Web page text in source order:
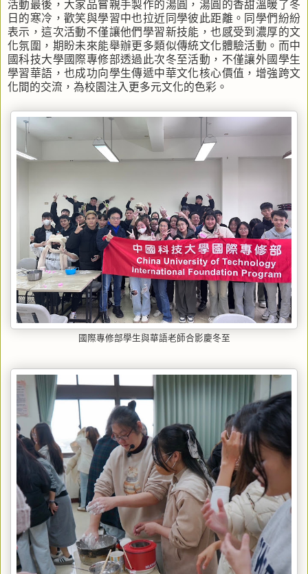
活動最後，大家品嘗親手製作的湯圓，湯圓的香甜溫暖了冬
日的寒冷，歡笑與學習中也拉近同學彼此距離。同學們紛紛
表示，這次活動不僅讓他們學習新技能，也感受到濃厚的文
化氛圍，期盼未來能舉辦更多類似傳統文化體驗活動。而中
國科技大學國際專修部透過此次冬至活動，不僅讓外國學生
學習華語，也成功向學生傳遞中華文化核心價值，增強跨文
化間的交流，為校園注入更多元文化的色彩。
國際專修部學生與華語老師合影慶冬至